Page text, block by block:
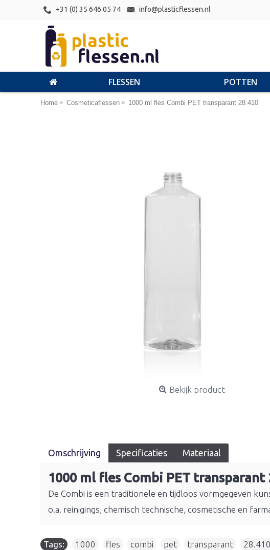
+31 (0) 35 646 05 74 info@plasticflessen.nl
FLESSEN POTTEN
Home Cosmeticaflessen 1000 ml fles Combi PET transparant 28.410
Bekijk product
Omschrijving Specificaties Materiaal
1000 ml fles Combi PET transparant
De Combi is een traditionele en tijdloos vormgegeven
o.a. reinigings, chemisch technische, cosmetische en
Tags: 1000 fles combi pet transparant 28.410